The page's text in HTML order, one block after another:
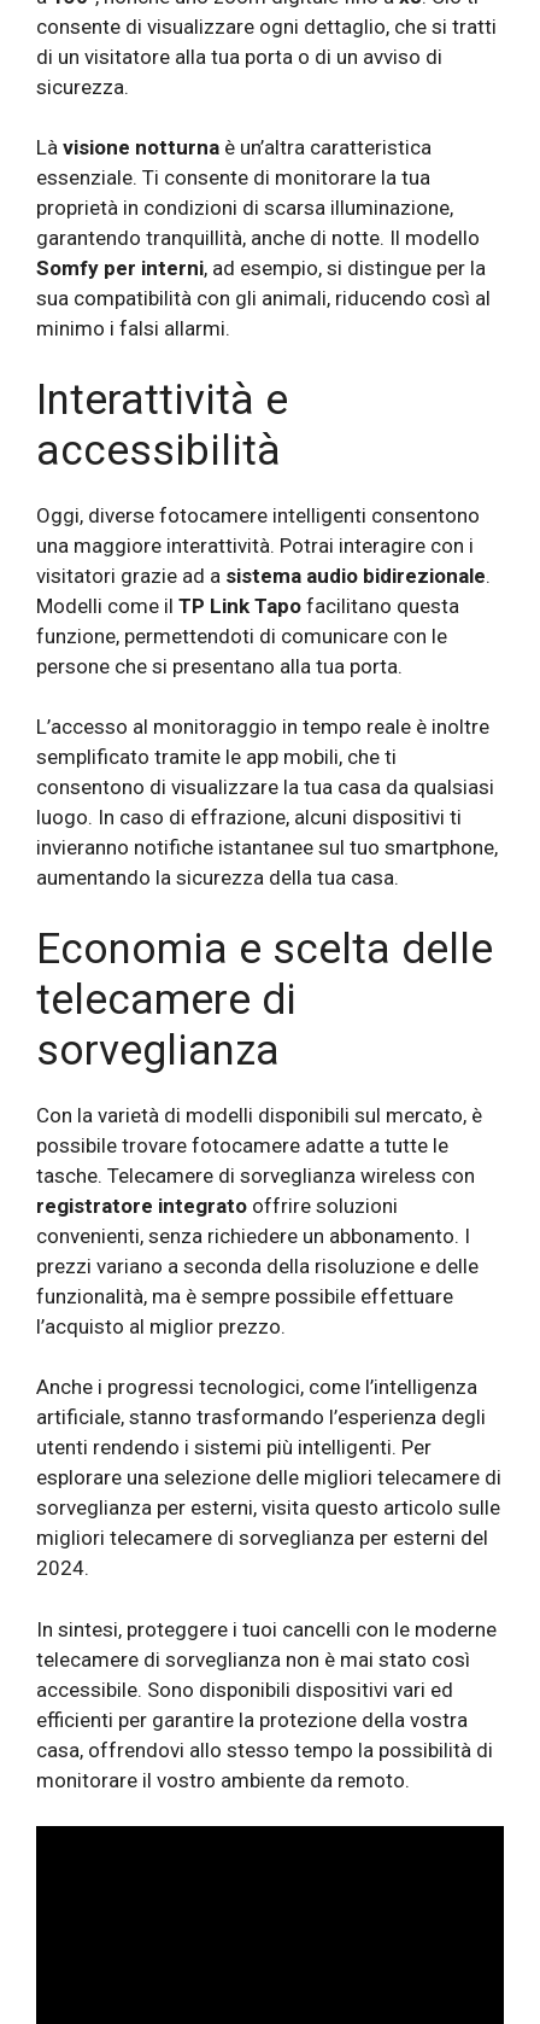
consente di visualizzare ogni dettaglio, che si tratti
di un visitatore alla tua porta o di un avviso di
sicurezza.
Là visione notturna è un’altra caratteristica
essenziale. Ti consente di monitorare la tua
proprietà in condizioni di scarsa illuminazione,
garantendo tranquillità, anche di notte. Il modello
Somfy per interni, ad esempio, si distingue per la
sua compatibilità con gli animali, riducendo così al
minimo i falsi allarmi.
Interattività e
accessibilità
Oggi, diverse fotocamere intelligenti consentono
una maggiore interattività. Potrai interagire con i
visitatori grazie ad a sistema audio bidirezionale.
Modelli come il TP Link Tapo facilitano questa
funzione, permettendoti di comunicare con le
persone che si presentano alla tua porta.
L’accesso al monitoraggio in tempo reale è inoltre
semplificato tramite le app mobili, che ti
consentono di visualizzare la tua casa da qualsiasi
luogo. In caso di effrazione, alcuni dispositivi ti
invieranno notifiche istantanee sul tuo smartphone,
aumentando la sicurezza della tua casa.
Economia e scelta delle
telecamere di
sorveglianza
Con la varietà di modelli disponibili sul mercato, è
possibile trovare fotocamere adatte a tutte le
tasche. Telecamere di sorveglianza wireless con
registratore integrato offrire soluzioni
convenienti, senza richiedere un abbonamento. I
prezzi variano a seconda della risoluzione e delle
funzionalità, ma è sempre possibile effettuare
l’acquisto al miglior prezzo.
Anche i progressi tecnologici, come l’intelligenza
artificiale, stanno trasformando l’esperienza degli
utenti rendendo i sistemi più intelligenti. Per
esplorare una selezione delle migliori telecamere di
sorveglianza per esterni, visita questo articolo sulle
migliori telecamere di sorveglianza per esterni del
2024.
In sintesi, proteggere i tuoi cancelli con le moderne
telecamere di sorveglianza non è mai stato così
accessibile. Sono disponibili dispositivi vari ed
efficienti per garantire la protezione della vostra
casa, offrendovi allo stesso tempo la possibilità di
monitorare il vostro ambiente da remoto.